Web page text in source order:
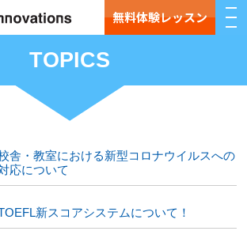
無料体験レッスン
TOPICS
舎・教室における新型コロナウイルスへの
応について
新スコアシステムについて！